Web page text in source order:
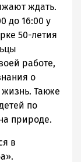
ждать.
до 16:00 у
50-летия
работе,
о
Также
по
природе.
в